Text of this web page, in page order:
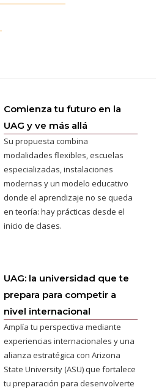
Comienza tu futuro en la
UAG y ve más allá
Su propuesta combina
modalidades flexibles, escuelas
especializadas, instalaciones
modernas y un modelo educativo
donde el aprendizaje no se queda
en teoría: hay prácticas desde el
inicio de clases.
UAG: la universidad que te
prepara para competir a
nivel internacional
Amplía tu perspectiva mediante
experiencias internacionales y una
alianza estratégica con Arizona
State University (ASU) que fortalece
tu preparación para desenvolverte